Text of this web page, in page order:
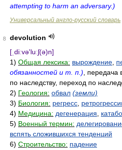
attempting to harm an adversary.)
Универсальный англо-русский словарь
8
devolution
[ˌdiːvə'luːʃ(ə)n]
1) Общая лексика: вырождение
обязанностей и т. п.) ,
по наследству, переход по
2) Геология: обвал (земли)
3) Биология: регресс
4) Медицина: дегенерация
5) Военный термин:
вспять сложившихся тенденций
6) Строительство: падение